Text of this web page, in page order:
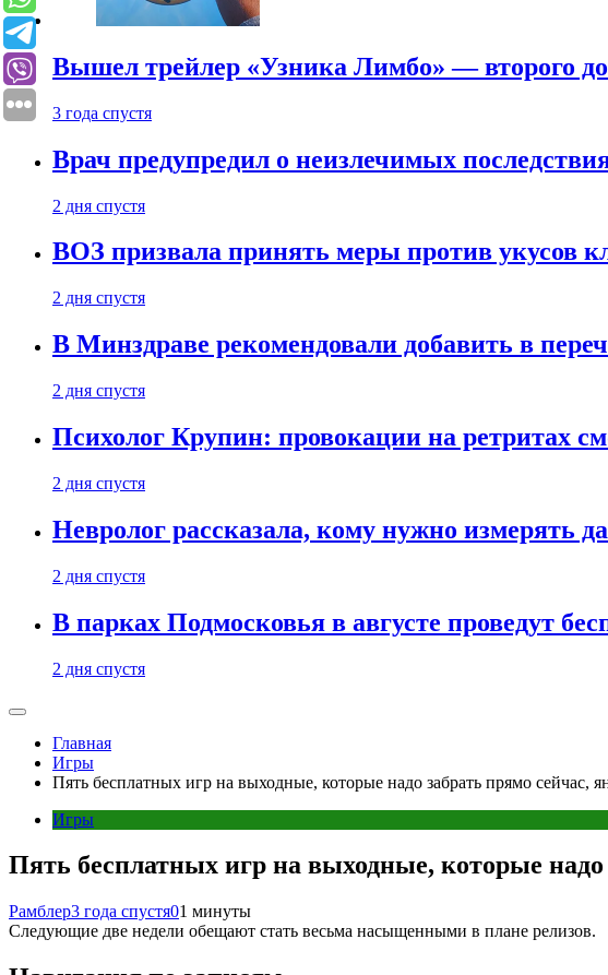
Вышел трейлер «Узника Лимбо» — второго
3 года спустя
Врач предупредил о неизлечимых
2 дня спустя
ВОЗ призвала принять меры против укусов
2 дня спустя
В Минздраве рекомендовали добавить в
2 дня спустя
Психолог Крупин: провокации на ретритах
2 дня спустя
Невролог рассказала, кому нужно измерять
2 дня спустя
В парках Подмосковья в августе проведут
2 дня спустя
Главная
Игры
Пять бесплатных игр на выходные, которые надо забрать прямо сейчас,
Игры
Пять бесплатных игр на выходные, которые надо
Рамблер3 года спустя01 минуты
Следующие две недели обещают стать весьма насыщенными в плане релизов.